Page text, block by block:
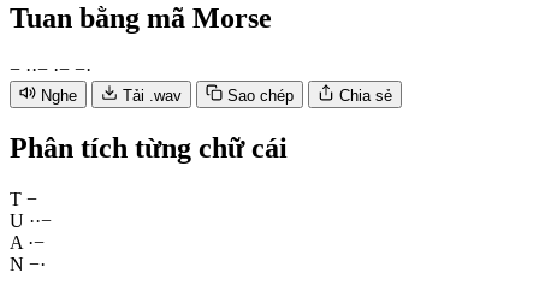
Tuan bằng mã Morse
− ··− ·− −·
Nghe Tải .wav Sao chép Chia sẻ
Phân tích từng chữ cái
T −
U ··−
A ·−
N −·